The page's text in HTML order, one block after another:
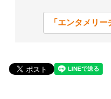
「エンタメリ